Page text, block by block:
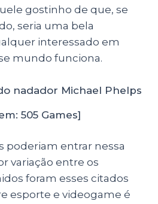
gostinho de que, se
seria uma bela
interessado em
mundo funciona.
505 Games]
poderiam entrar nessa
variação entre os
foram esses citados
esporte e videogame é